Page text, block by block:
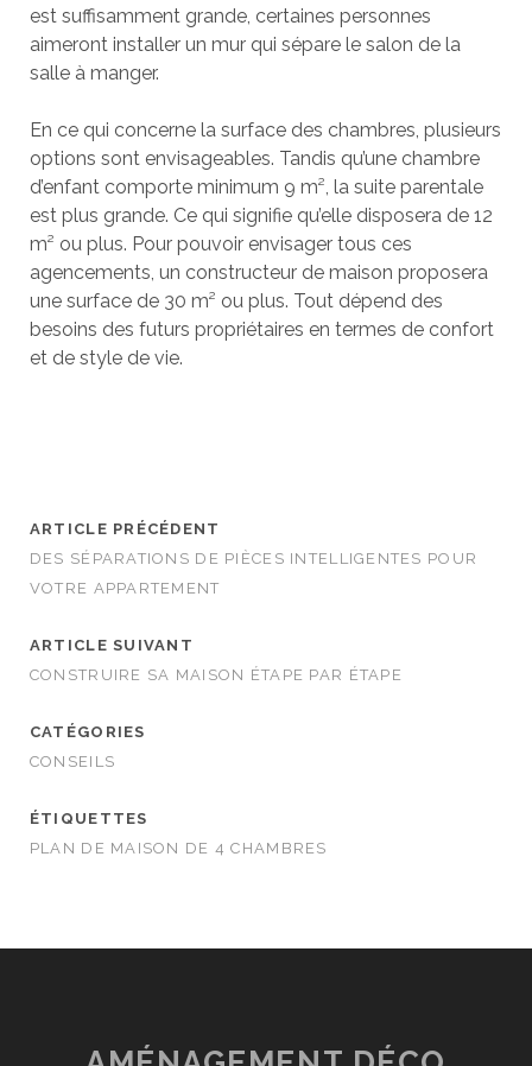
est suffisamment grande, certaines personnes
aimeront installer un mur qui sépare le salon de la
salle à manger.
En ce qui concerne la surface des chambres, plusieurs
options sont envisageables. Tandis qu’une chambre
d’enfant comporte minimum 9 m², la suite parentale
est plus grande. Ce qui signifie qu’elle disposera de 12
m² ou plus. Pour pouvoir envisager tous ces
agencements, un constructeur de maison proposera
une surface de 30 m² ou plus. Tout dépend des
besoins des futurs propriétaires en termes de confort
et de style de vie.
ARTICLE PRÉCÉDENT
DES SÉPARATIONS DE PIÈCES INTELLIGENTES POUR
VOTRE APPARTEMENT
ARTICLE SUIVANT
CONSTRUIRE SA MAISON ÉTAPE PAR ÉTAPE
CATÉGORIES
CONSEILS
ÉTIQUETTES
PLAN DE MAISON DE 4 CHAMBRES